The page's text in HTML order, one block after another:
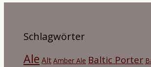
Schlagwörter
Ale Alt Amber Ale Baltic Porter